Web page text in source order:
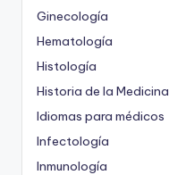
Ginecología
Hematología
Histología
Historia de la Medicina
Idiomas para médicos
Infectología
Inmunología